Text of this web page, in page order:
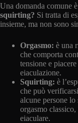
Una domanda comune
squirting? Si tratta di
insieme, ma non sono
Orgasmo: è una
che comporta
tensione e
eiaculazione.
Squirting: è
che può
alcune persone lo
orgasmo
eiaculare.